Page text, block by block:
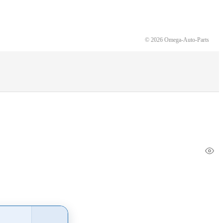
© 2026 Omega-Auto-Parts